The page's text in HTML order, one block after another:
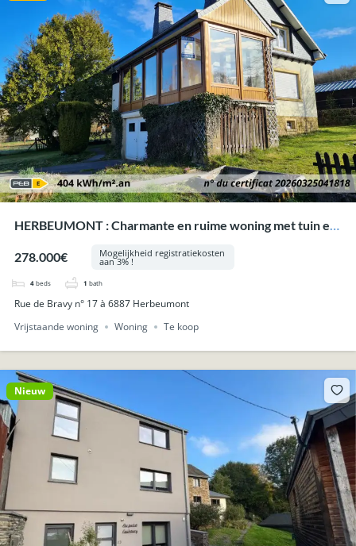
HERBEUMONT : Charmante en ruime woning met tuin en
278.000€
Mogelijkheid registratiekosten
aan 3% !
4 beds 1 bath
Rue de Bravy n° 17 à 6887 Herbeumont
Vrijstaande woning
Woning Te koop
Nieuw